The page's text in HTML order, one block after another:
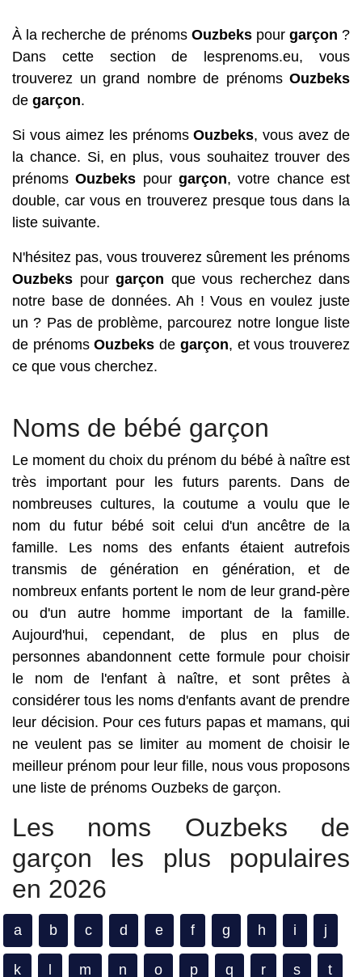
À la recherche de prénoms Ouzbekspour garçon ?
Dans cette section de lesprenoms.eu, vous
trouverez un grand nombre de prénoms Ouzbeks
de garçon.
Si vous aimez les prénomsOuzbeks, vous avez de
la chance. Si, en plus, vous souhaitez trouver des
prénomsOuzbeks pourgarçon, votre chance est
double, car vous en trouverez presque tous dans la
liste suivante.
N'hésitez pas, vous trouverez sûrement les prénoms
Ouzbeks pour garçon que vous recherchez dans
notre base de données. Ah ! Vous en voulez juste
un ? Pas de problème, parcourez notre longue liste
de prénomsOuzbeks de garçon, et vous trouverez
ce que vous cherchez.
Noms de bébé garçon
Le moment du choix du prénom du bébé à naître est
très important pour les futurs parents. Dans de
nombreuses cultures, la coutume a voulu que le
nom du futur bébé soit celui d'un ancêtre de la
famille. Les noms des enfants étaient autrefois
transmis de génération en génération, et de
nombreux enfants portent le nom de leur grand-père
ou d'un autre homme important de la famille.
Aujourd'hui, cependant, de plus en plus de
personnes abandonnent cette formule pour choisir
le nom de l'enfant à naître, et sont prêtes à
considérer tous les noms d'enfants avant de prendre
leur décision. Pour ces futurs papas et mamans, qui
ne veulent pas se limiter au moment de choisir le
meilleur prénom pour leur fille, nous vous proposons
une liste de prénoms Ouzbeks de garçon.
Les noms Ouzbeks de
garçon les plus populaires
en 2026
a b c d e f g h i j
k m n o p q r s t